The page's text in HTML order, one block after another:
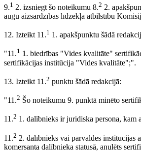
9.1 2. izsniegt šo noteikumu 8.2 2.
augu aizsardzības līdzekļa atbilstību
12. Izteikt 11.1 1. apakšpunktu šādā
"11.1 1. biedrības "Vides kvalitāte"
sertifikācijas institūcija "Vides kvalitāte";".
13. Izteikt 11.2 punktu šādā redakcijā:
"11.2 Šo noteikumu 9. punktā minēto
11.2 1. dalībnieks ir juridiska persona, kam
11.2 2. dalībnieks vai pārvaldes institūcijas
komersanta dalībnieka statusā, anulēts